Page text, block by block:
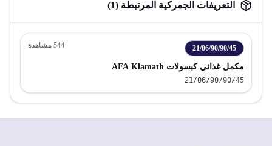
التعريفات الجمركية المرتبطة (1
)
21/06/90/90/45
544 مشاهدة
مكمل غذائي كبسولات AFA Klamath
21/06/90/90/45